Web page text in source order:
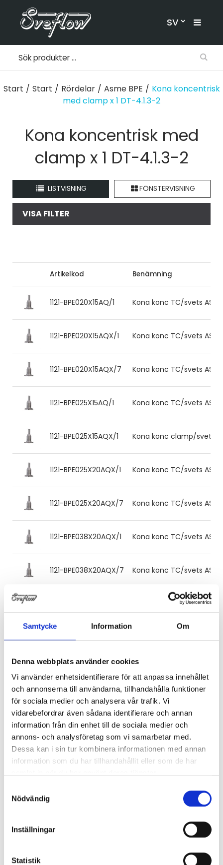
Samtycke Information Om
Denna webbplats använder cookies
Vi använder enhetsidentifierare för att anpassa innehållet
och annonserna till användarna, tillhandahålla funktioner
för sociala medier och analysera vår trafik. Vi
vidarebefordrar även sådana identifierare och annan
information från din enhet till de sociala medier och
annons- och analysföretag som vi samarbetar med.
Dessa kan i sin tur kombinera informationen med annan
information som du har tillhandahållit eller som de har
Nödvändig
Inställningar
Statistik
SV
Start / Start / Rördelar / Asme BPE / Kona koncentrisk
med clamp x 1 DT-4.1.3-2
Kona koncentrisk med
clamp x 1 DT-4.1.3-2
LISTVISNING FÖNSTERVISNING
VISA FILTER
Artikelkod Benämning
1121-BPE020X15AQ/1 Kona konc TC/svets ASME
1121-BPE020X15AQX/1 Kona konc TC/svets ASME
1121-BPE020X15AQX/7 Kona konc TC/svets ASME
1121-BPE025X15AQ/1 Kona konc TC/svets ASME
1121-BPE025X15AQX/1 Kona konc clamp/svets
1121-BPE025X20AQX/1 Kona konc TC/svets ASME
1121-BPE025X20AQX/7 Kona konc TC/svets ASME
1121-BPE038X20AQX/1 Kona konc TC/svets ASME
1121-BPE038X20AQX/7 Kona konc TC/svets ASME
Kona konc TC/svets ASME
1121-BPE051X25AQ/1 Kona konc TC/svets ASME
1121-BPE051X38AQ/1 Kona konc TC/svets ASME
Kona konc TC/svets
Kona konc TC/svets